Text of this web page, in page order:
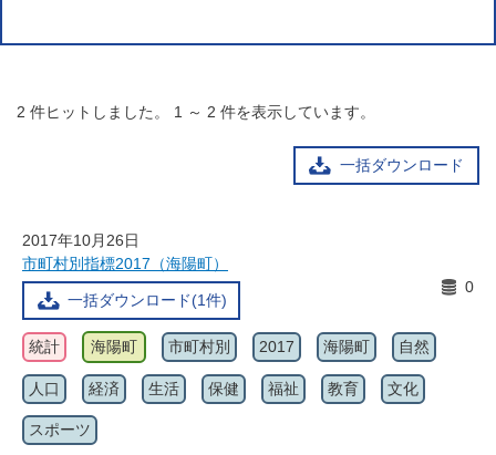
2 件ヒットしました。 1 ～ 2 件を表示しています。
一括ダウンロード
2017年10月26日
市町村別指標2017（海陽町）
一括ダウンロード(1件)
0
統計 海陽町 市町村別 2017 海陽町 自然
人口 経済 生活 保健 福祉 教育 文化
スポーツ